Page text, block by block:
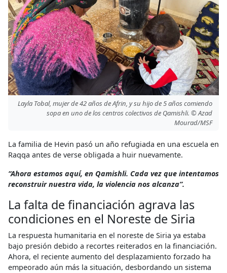
Layla Tobal, mujer de 42 años de Afrin, y su hijo de 5 años comiendo
sopa en uno de los centros colectivos de Qamishli. © Azad
Mourad/MSF
La familia de Hevin pasó un año refugiada en una escuela en
Raqqa antes de verse obligada a huir nuevamente.
“Ahora estamos aquí, en Qamishli. Cada vez que intentamos
reconstruir nuestra vida, la violencia nos alcanza”.
La falta de financiación agrava las
condiciones en el Noreste de Siria
La respuesta humanitaria en el noreste de Siria ya estaba
bajo presión debido a recortes reiterados en la financiación.
Ahora, el reciente aumento del desplazamiento forzado ha
empeorado aún más la situación, desbordando un sistema